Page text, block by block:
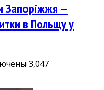
Запоріжжя —
в Польщу у
3,047